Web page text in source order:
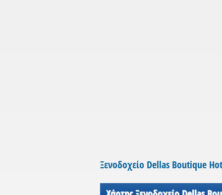
Ξενοδοχείο Dellas Boutique